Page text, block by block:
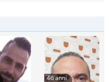
46 anni